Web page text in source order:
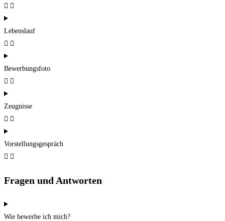
Lebenslauf
Bewerbungsfoto
Zeugnisse
Vorstellungsgespräch
Fragen und Antworten
Wie bewerbe ich mich?